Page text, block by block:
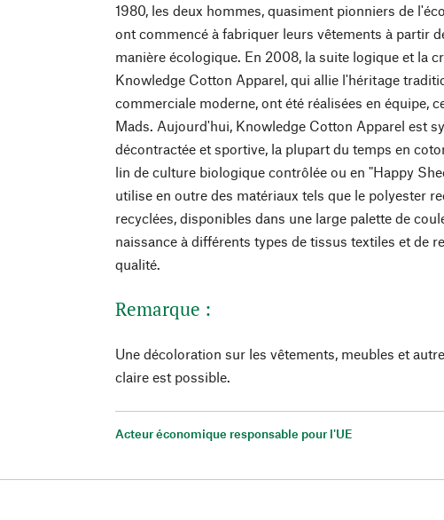
1980, les deux hommes, quasiment pionniers de
ont commencé à fabriquer leurs vêtements à partir
manière écologique. En 2008, la suite logique et la
Knowledge Cotton Apparel, qui allie l'héritage
commerciale moderne, ont été réalisées en équipe,
Mads. Aujourd'hui, Knowledge Cotton Apparel est
décontractée et sportive, la plupart du temps en
lin de culture biologique contrôlée ou en "Happy
utilise en outre des matériaux tels que le polyester
recyclées, disponibles dans une large palette de
naissance à différents types de tissus textiles et de
qualité.
Remarque :
Une décoloration sur les vêtements, meubles et
claire est possible.
Acteur économique responsable pour l'UE